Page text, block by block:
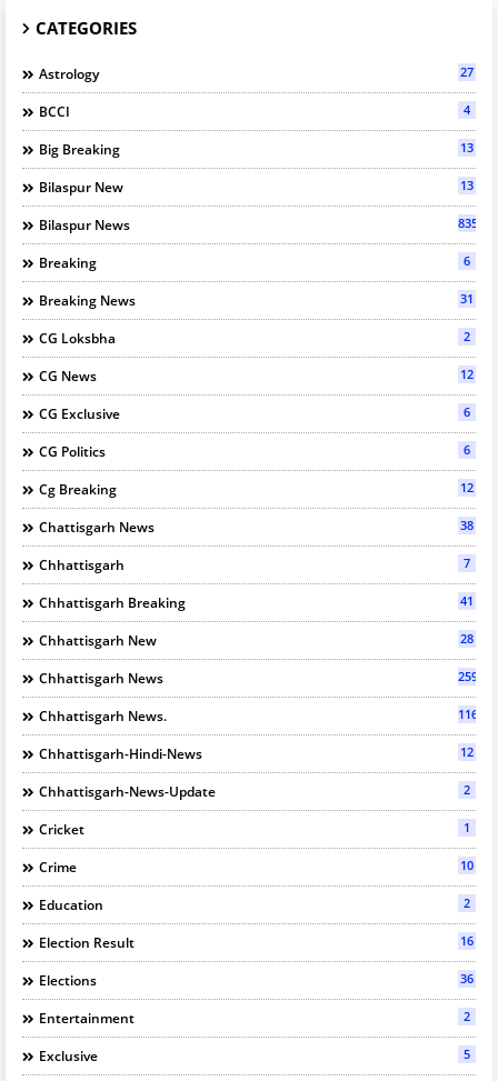
CATEGORIES
Astrology 27
BCCI 4
Big Breaking 13
Bilaspur New 13
Bilaspur News 835
Breaking 6
Breaking News 31
CG Loksbha 2
CG News 12
CG Exclusive 6
CG Politics 6
Cg Breaking 12
Chattisgarh News 38
Chhattisgarh 7
Chhattisgarh Breaking 41
Chhattisgarh New 28
Chhattisgarh News 2596
Chhattisgarh News. 116
Chhattisgarh-Hindi-News 12
Chhattisgarh-News-Update 2
Cricket 1
Crime 10
Education 2
Election Result 16
Elections 36
Entertainment 2
Exclusive 5